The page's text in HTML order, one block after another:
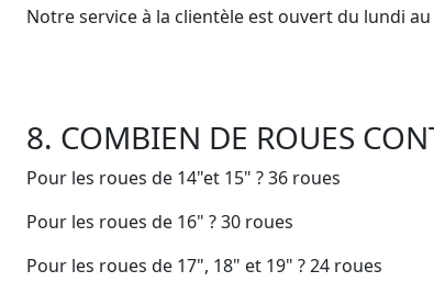
Notre service à la clientèle est ouvert du lundi au
8. COMBIEN DE ROUES
Pour les roues de 14"et 15" ? 36 roues
Pour les roues de 16" ? 30 roues
Pour les roues de 17", 18" et 19" ? 24 roues